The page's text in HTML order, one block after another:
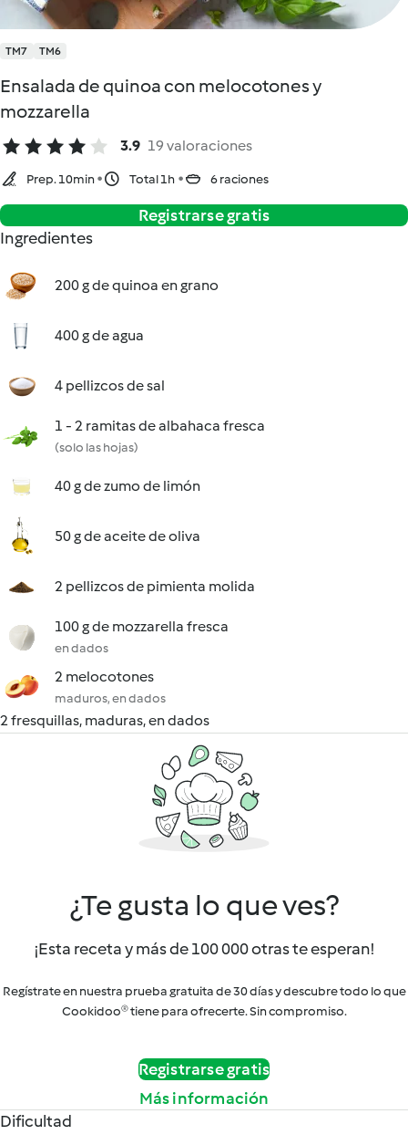
TM7 TM6
Ensalada de quinoa con melocotones y
mozzarella
3.9 19 valoraciones
Prep. 10min Total 1h 6 raciones
Registrarse gratis
Ingredientes
200 g de quinoa en grano
400 g de agua
4 pellizcos de sal
1 - 2 ramitas de albahaca fresca
(solo las hojas)
40 g de zumo de limón
50 g de aceite de oliva
2 pellizcos de pimienta molida
100 g de mozzarella fresca
en dados
2 melocotones
maduros, en dados
2 fresquillas, maduras, en dados
¿Te gusta lo que ves?
¡Esta receta y más de 100 000 otras te esperan!
Regístrate en nuestra prueba gratuita de 30 días y descubre todo lo que
Cookidoo® tiene para ofrecerte. Sin compromiso.
Registrarse gratis
Más información
Dificultad